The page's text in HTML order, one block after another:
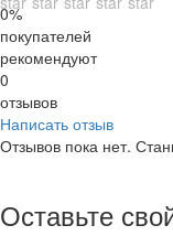
0%
покупателей
рекомендуют
0
отзывов
Написать отзыв
Отзывов пока нет.
Оставьте